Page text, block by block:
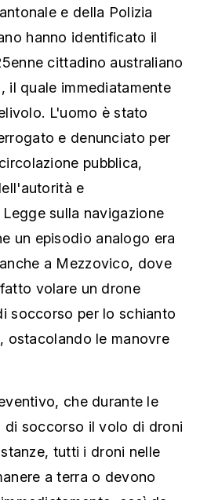
e della Polizia
hanno identificato il
cittadino australiano
il quale immediatamente
L'uomo è stato
e denunciato per
pubblica,
e
sulla navigazione
un episodio analogo era
a Mezzovico, dove
volare un drone
soccorso per lo schianto
ostacolando le manovre
che durante le
di soccorso il volo di droni
tutti i droni nelle
a terra o devono